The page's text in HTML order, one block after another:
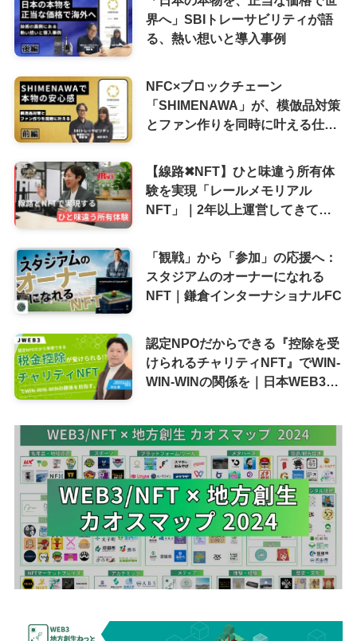
界へ」SBIトレーサビリティが語
る、熱い想いと導入事例
NFC×ブロックチェーン
「SHIMENAWA」が、模倣品対策
とファン作りを同時に叶える仕組
【線路✖︎NFT】ひと味違う所有体
験を実現「レールメモリアル
NFT」｜2年以上運営してきて感
「観戦」から「参加」の応援へ：
スタジアムのオーナーになれる
NFT｜鎌倉インターナショナルFC
認定NPOだからできる『控除を受
けられるチャリティNFT』でWIN-
WIN-WINの関係を｜日本WEB3推